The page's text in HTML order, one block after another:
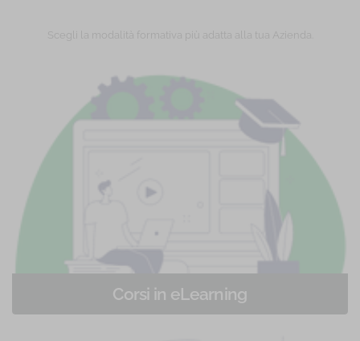
Scegli la modalità formativa più adatta alla tua Azienda.
Corsi in eLearning
Corsi di formazione in eLearning